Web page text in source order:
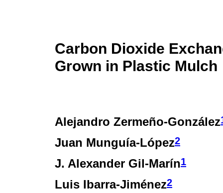
Carbon Dioxide
Grown in Plastic Mulch
Alejandro Zermeño-González
Juan Munguía-López2
J. Alexander Gil-Marín1
Luis Ibarra-Jiménez2